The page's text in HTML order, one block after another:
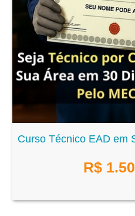
Curso Técnico EAD em
R$